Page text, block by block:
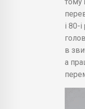
і 80-
в
а